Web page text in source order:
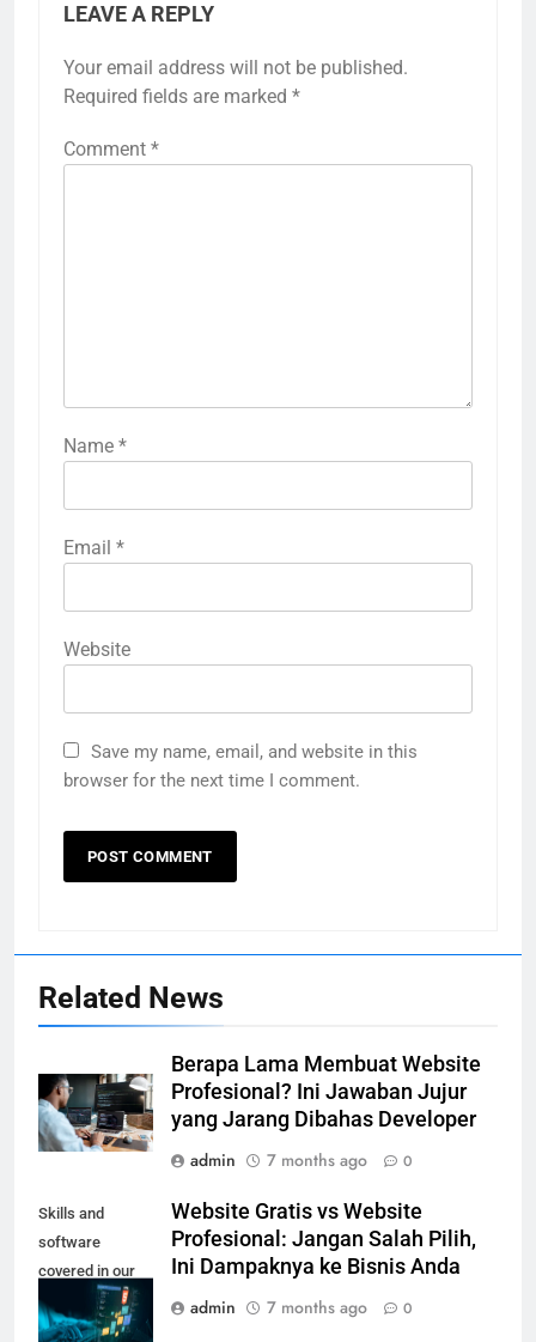
LEAVE A REPLY
Your email address will not be published.
Required fields are marked *
Comment *
Name *
Email *
Website
Save my name, email, and website in this
browser for the next time I comment.
Related News
Berapa Lama Membuat Website
Profesional? Ini Jawaban Jujur
yang Jarang Dibahas Developer
admin
7 months ago 0
Skills and
software
covered in our
Web Designing
Course
Website Gratis vs Website
Profesional: Jangan Salah Pilih,
Ini Dampaknya ke Bisnis Anda
admin
7 months ago 0